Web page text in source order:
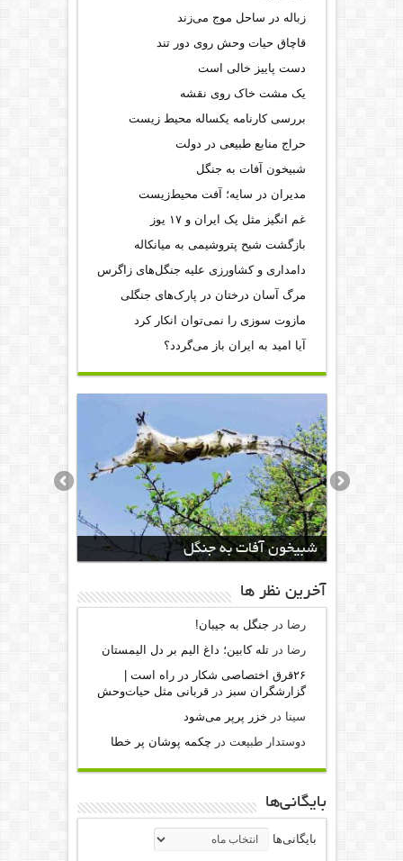
زباله در ساحل موج می‌زند
قاچاق حیات وحش روی دور تند
دست پاییز خالی است
یک مشت خاک روی نقشه
بررسی کارنامه یکساله محیط‌ زیست
حراج منابع طبیعی در دولت
شبیخون آفات به جنگل
مدیران در سایه؛ آفت محیط‌‌زیست
غم انگیز مثل یک ایران و ۱۷ یوز
بازگشت شبح پتروشیمی به میانکاله
دامداری و کشاورزی علیه جنگل‌های زاگرس
مرگ آسان درختان در پارک‌های جنگلی
مازوت سوزی را نمی‌توان انکار کرد
آیا امید به ایران باز می‌گردد؟
شبیخون آفات به جنگل
آخرين نظر ها
رضا در جنگل به جیبان!
رضا درتله کابین؛ داغ الیم بر دل الیمستان
۲۶قرق اختصاصی شکار‌ در راه است |
گزارشگران سبز درقربانی مثل حیات‌وحش
سینا در خزر پرپر می‌شود
دوستدار طبیعت در چکمه پوشان پر خطا
بایگانی‌ها
بایگانی‌ها